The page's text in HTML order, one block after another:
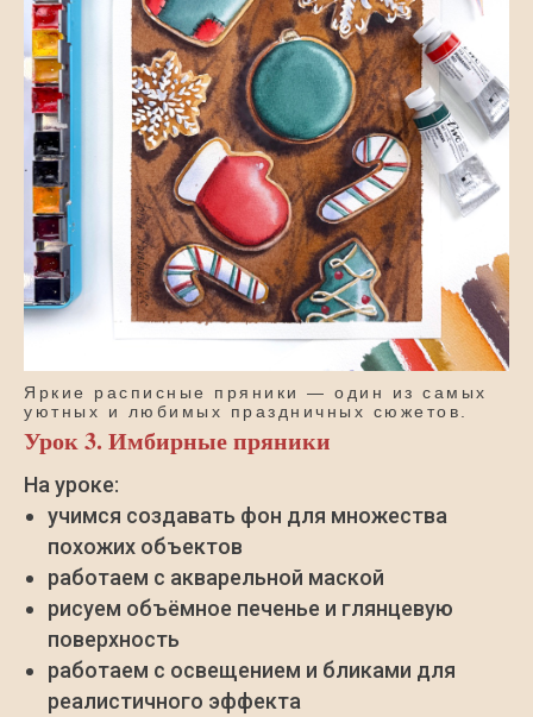
Яркие расписные пряники — один из самых
уютных и любимых праздничных сюжетов.
Урок 3. Имбирные пряники
На уроке:
учимся создавать фон для множества
похожих объектов
работаем с акварельной маской
рисуем объёмное печенье и глянцевую
поверхность
работаем с освещением и бликами для
реалистичного эффекта